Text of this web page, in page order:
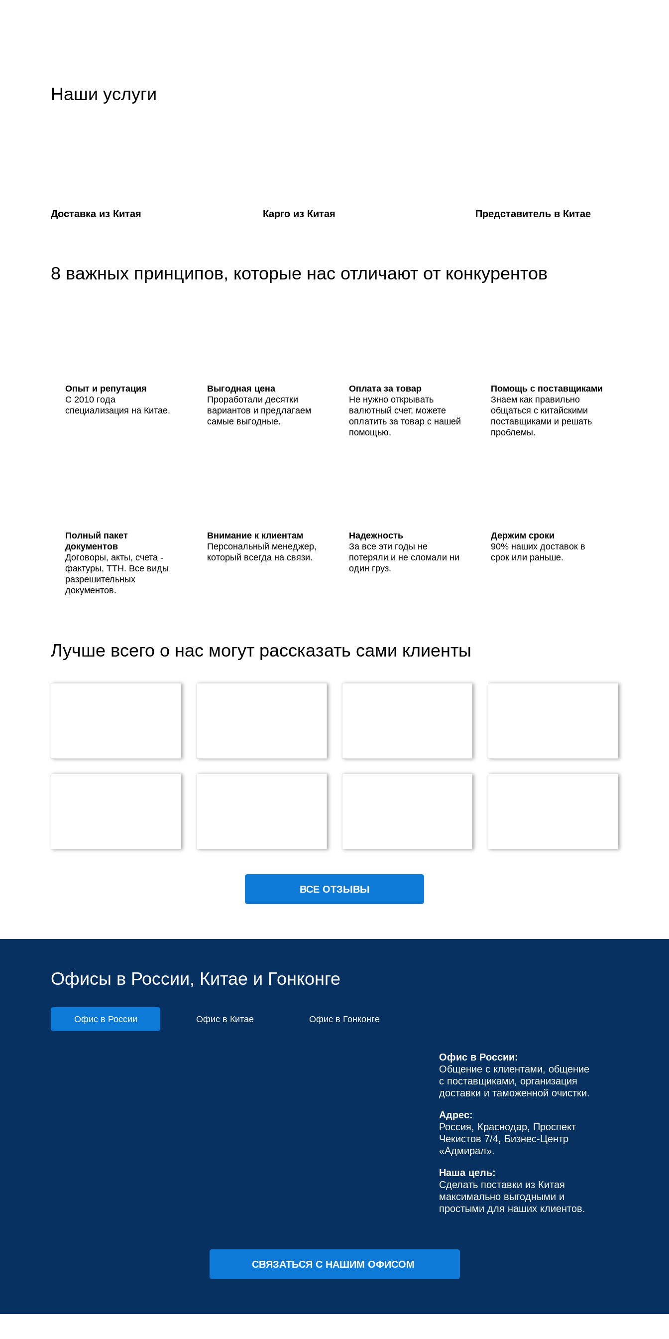
Наши услуги
Доставка из Китая Карго из Китая Представитель в Китае
8 важных принципов, которые нас отличают от конкурентов
Опыт и репутация
С 2010 года
специализация на Китае.
Выгодная цена
Проработали десятки
вариантов и предлагаем
самые выгодные.
Оплата за товар
Не нужно открывать
валютный счет, можете
оплатить за товар с нашей
помощью.
Помощь с поставщиками
Знаем как правильно
общаться с китайскими
поставщиками и решать
проблемы.
Полный пакет
документов
Договоры, акты, счета -
фактуры, ТТН. Все виды
разрешительных
документов.
Внимание к клиентам
Персональный менеджер,
который всегда на связи.
Надежность
За все эти годы не
потеряли и не сломали ни
один груз.
Держим сроки
90% наших доставок в
срок или раньше.
Лучше всего о нас могут рассказать сами клиенты
ВСЕ ОТЗЫВЫ
Офисы в России, Китае и Гонконге
Офис в России Офис в Китае Офис в Гонконге
Офис в России:
Общение с клиентами, общение
с поставщиками, организация
доставки и таможенной очистки.
Адрес:
Россия, Краснодар, Проспект
Чекистов 7/4, Бизнес-Центр
«Адмирал».
Наша цель:
Сделать поставки из Китая
максимально выгодными и
простыми для наших клиентов.
СВЯЗАТЬСЯ С НАШИМ ОФИСОМ